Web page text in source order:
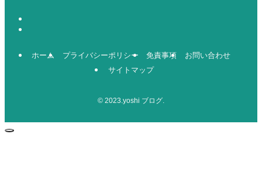
ホーム プライバシーポリシー 免責事項
お問い合わせ
サイトマップ
© 2023.yoshi ブログ.